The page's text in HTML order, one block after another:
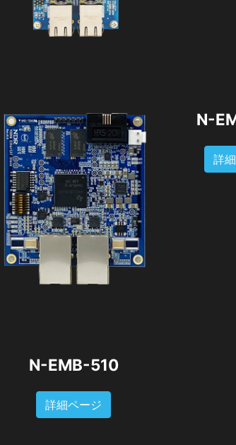
N-
詳
N-EMB-510
詳細ページ